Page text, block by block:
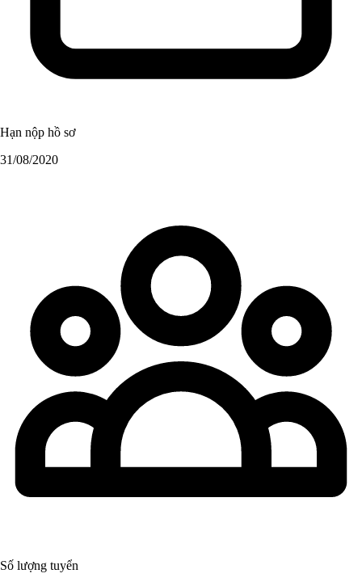
Hạn nộp hồ sơ
31/08/2020
Số lượng tuyển